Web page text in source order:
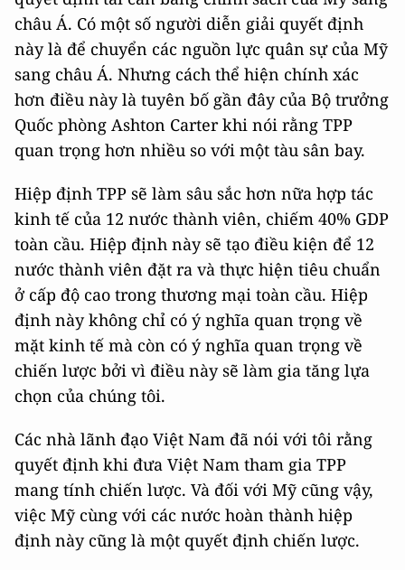
châu Á. Có một số người diễn giải quyết định
này là để chuyển các nguồn lực quân sự của Mỹ
sang châu Á. Nhưng cách thể hiện chính xác
hơn điều này là tuyên bố gần đây của Bộ trưởng
Quốc phòng Ashton Carter khi nói rằng TPP
quan trọng hơn nhiều so với một tàu sân bay.
Hiệp định TPP sẽ làm sâu sắc hơn nữa hợp tác
kinh tế của 12 nước thành viên, chiếm 40% GDP
toàn cầu. Hiệp định này sẽ tạo điều kiện để 12
nước thành viên đặt ra và thực hiện tiêu chuẩn
ở cấp độ cao trong thương mại toàn cầu. Hiệp
định này không chỉ có ý nghĩa quan trọng về
mặt kinh tế mà còn có ý nghĩa quan trọng về
chiến lược bởi vì điều này sẽ làm gia tăng lựa
chọn của chúng tôi.
Các nhà lãnh đạo Việt Nam đã nói với tôi rằng
quyết định khi đưa Việt Nam tham gia TPP
mang tính chiến lược. Và đối với Mỹ cũng vậy,
việc Mỹ cùng với các nước hoàn thành hiệp
định này cũng là một quyết định chiến lược.